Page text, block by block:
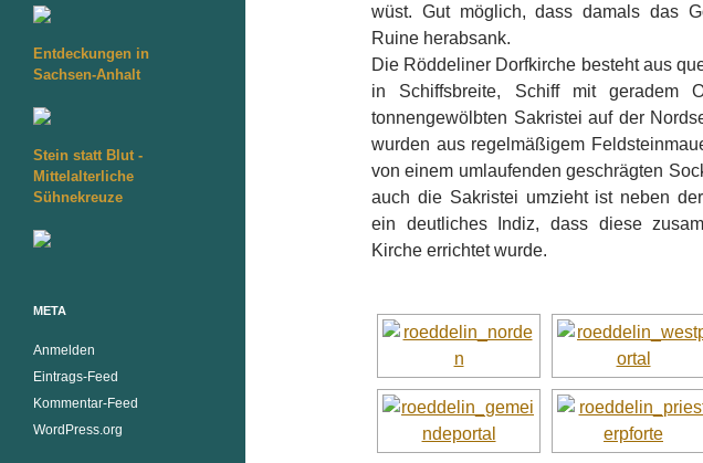
wüst. Gut möglich, dass damals das
Ruine herabsank.
Die Röddeliner Dorfkirche besteht aus
in Schiffsbreite, Schiff mit geradem
tonnengewölbten Sakristei auf der
wurden aus regelmäßigem
von einem umlaufenden geschrägten
auch die Sakristei umzieht ist neben
ein deutliches Indiz, dass diese
Kirche errichtet wurde.
Entdeckungen in
Sachsen-Anhalt
Stein statt Blut -
Mittelalterliche
Sühnekreuze
META
Anmelden
Eintrags-Feed
Kommentar-Feed
WordPress.org